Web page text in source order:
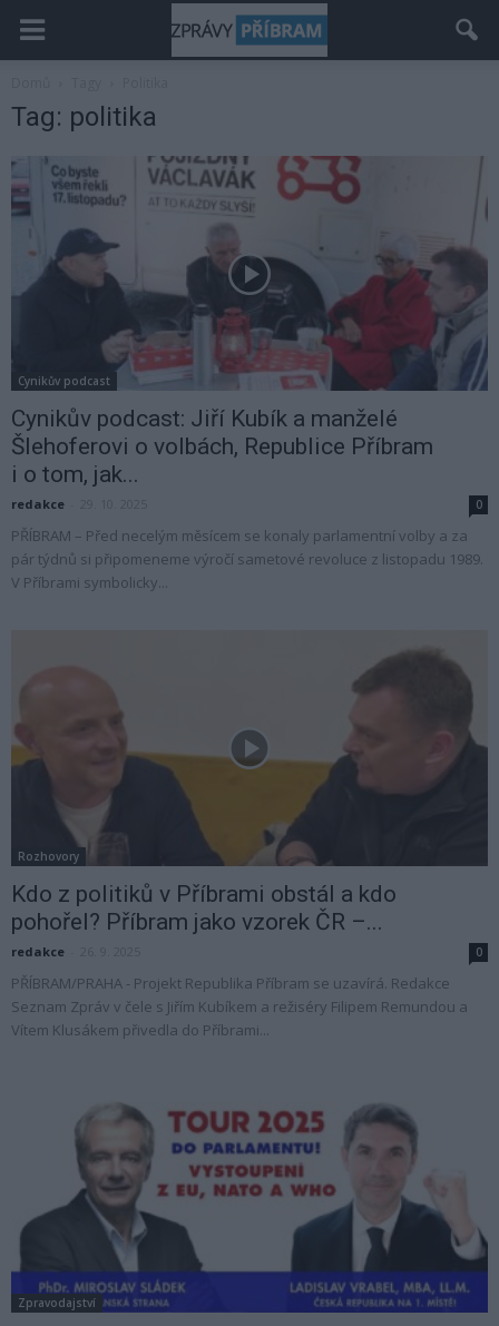
Tag: politika
Cynikův podcast
Cynikův podcast: Jiří Kubík a manželé
Šlehoferovi o volbách, Republice Příbram
i o tom, jak...
redakce 0
PŘÍBRAM – Před necelým měsícem se konaly parlamentní volby a za
pár týdnů si připomeneme výročí sametové revoluce z listopadu 1989.
V Příbrami symbolicky...
Rozhovory
Kdo z politiků v Příbrami obstál a kdo
pohořel? Příbram jako vzorek ČR –...
redakce 0
PŘÍBRAM/PRAHA - Projekt Republika Příbram se uzavírá. Redakce
Seznam Zpráv v čele s Jiřím Kubíkem a režiséry Filipem Remundou a
Vítem Klusákem přivedla do Příbrami...
Zpravodajství